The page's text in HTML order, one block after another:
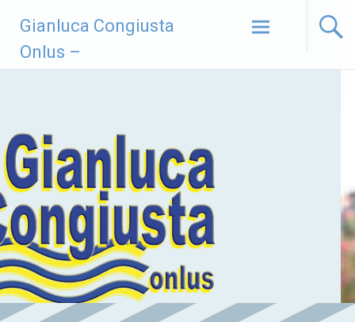
contenuto
Gianluca Congiusta
Onlus –